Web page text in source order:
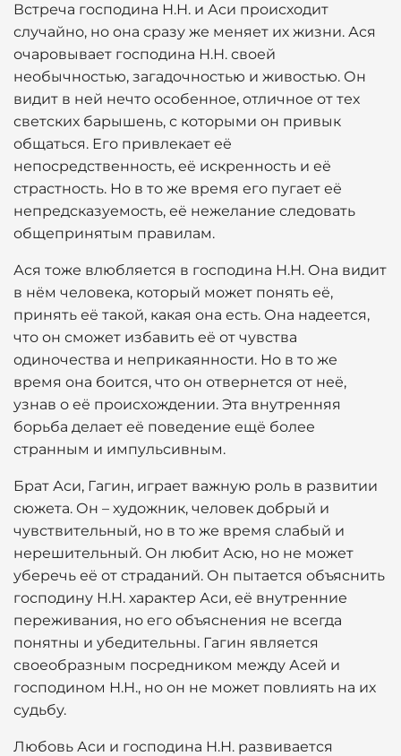
Встреча господина Н.Н. и Аси происходит
случайно, но она сразу же меняет их жизни. Ася
очаровывает господина Н.Н. своей
необычностью, загадочностью и живостью. Он
видит в ней нечто особенное, отличное от тех
светских барышень, с которыми он привык
общаться. Его привлекает её
непосредственность, её искренность и её
страстность. Но в то же время его пугает её
непредсказуемость, её нежелание следовать
общепринятым правилам.
Ася тоже влюбляется в господина Н.Н. Она видит
в нём человека, который может понять её,
принять её такой, какая она есть. Она надеется,
что он сможет избавить её от чувства
одиночества и неприкаянности. Но в то же
время она боится, что он отвернется от неё,
узнав о её происхождении. Эта внутренняя
борьба делает её поведение ещё более
странным и импульсивным.
Брат Аси, Гагин, играет важную роль в развитии
сюжета. Он – художник, человек добрый и
чувствительный, но в то же время слабый и
нерешительный. Он любит Асю, но не может
уберечь её от страданий. Он пытается объяснить
господину Н.Н. характер Аси, её внутренние
переживания, но его объяснения не всегда
понятны и убедительны. Гагин является
своеобразным посредником между Асей и
господином Н.Н., но он не может повлиять на их
судьбу.
Любовь Аси и господина Н.Н. развивается